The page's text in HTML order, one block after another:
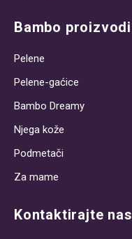
Bambo proizvodi
Pelene
Pelene-gaćice
Bambo Dreamy
Njega kože
Podmetači
Za mame
Kontaktirajte nas